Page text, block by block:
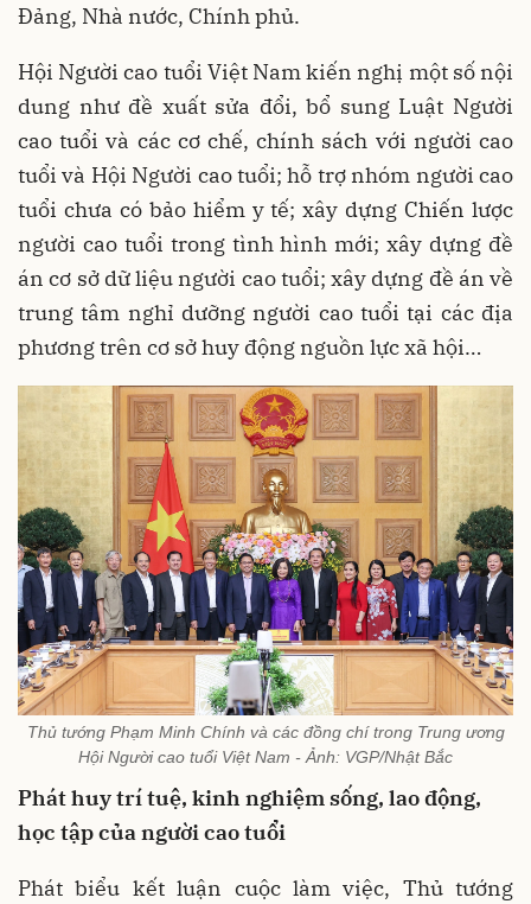
Đảng, Nhà nước, Chính phủ.
Hội Người cao tuổi Việt Nam kiến nghị một số nội
dung như đề xuất sửa đổi, bổ sung Luật Người
cao tuổi và các cơ chế, chính sách với người cao
tuổi và Hội Người cao tuổi; hỗ trợ nhóm người cao
tuổi chưa có bảo hiểm y tế; xây dựng Chiến lược
người cao tuổi trong tình hình mới; xây dựng đề
án cơ sở dữ liệu người cao tuổi; xây dựng đề án về
trung tâm nghỉ dưỡng người cao tuổi tại các địa
phương trên cơ sở huy động nguồn lực xã hội…
Thủ tướng Phạm Minh Chính và các đồng chí trong Trung ương
Hội Người cao tuổi Việt Nam - Ảnh: VGP/Nhật Bắc
Phát huy trí tuệ, kinh nghiệm sống, lao động,
học tập của người cao tuổi
Phát biểu kết luận cuộc làm việc, Thủ tướng